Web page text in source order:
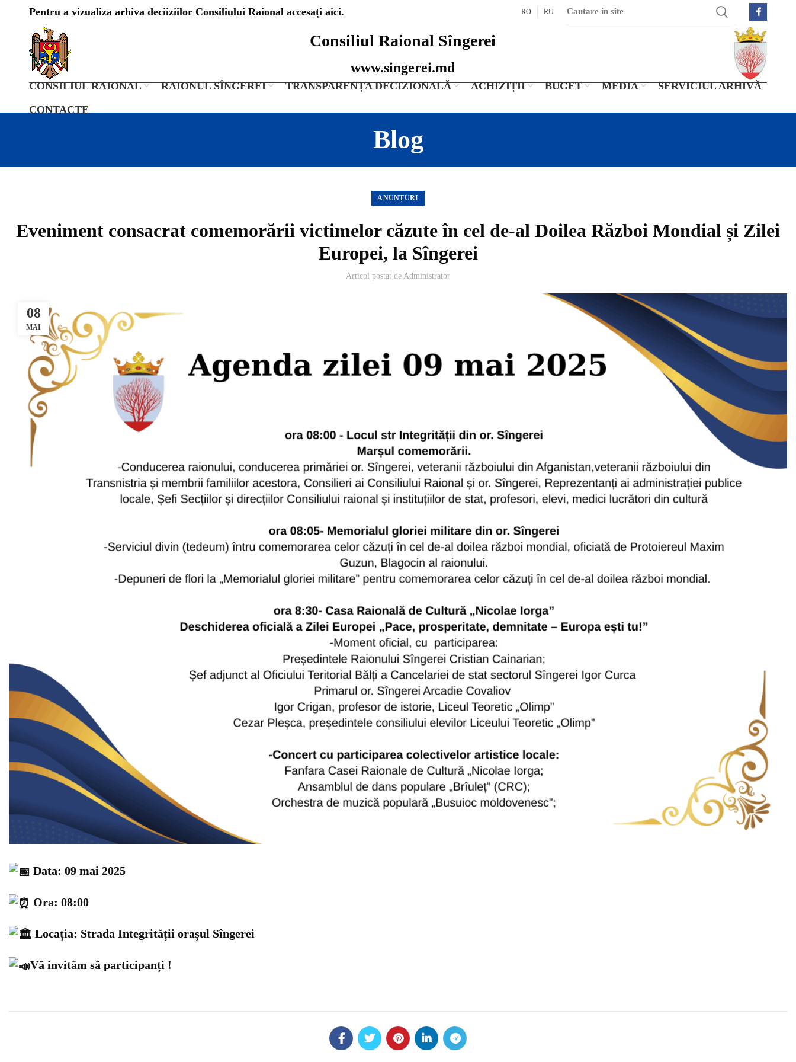
Pentru a vizualiza arhiva deciiziilor Consiliului Raional accesați aici. RO RU
Consiliul Raional Sîngerei
www.singerei.md
CONSILIUL RAIONAL RAIONUL SÎNGEREI TRANSPARENȚA DECIZIONALĂ ACHIZIȚII BUGET MEDIA
SERVICIUL ARHIVĂ
CONTACTE
Blog
ANUNȚURI
Eveniment consacrat comemorării victimelor căzute în cel de-al Doilea Război Mondial și Zilei
Europei, la Sîngerei
Articol postat de Administrator
08
MAI
Data: 09 mai 2025
Ora: 08:00
Locația: Strada Integrității orașul Sîngerei
Vă invităm să participanți !